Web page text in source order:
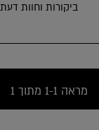
ביקורות וחוות דעת
מראה 1-1 מתוך 1